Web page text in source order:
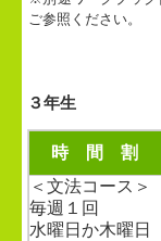
ご参照ください。
３年生
時 間 割
＜文法コース＞
毎週１回
水曜日か木曜日